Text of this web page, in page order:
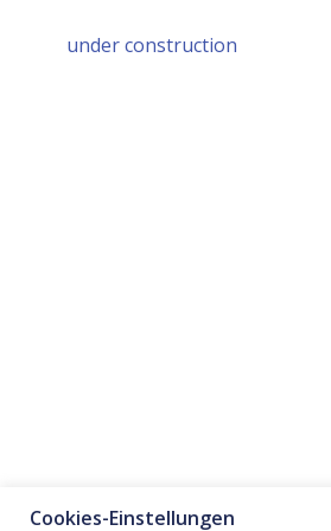
under construction
Cookies-Einstellungen